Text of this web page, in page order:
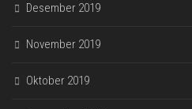
Desember 2019
November 2019
Oktober 2019